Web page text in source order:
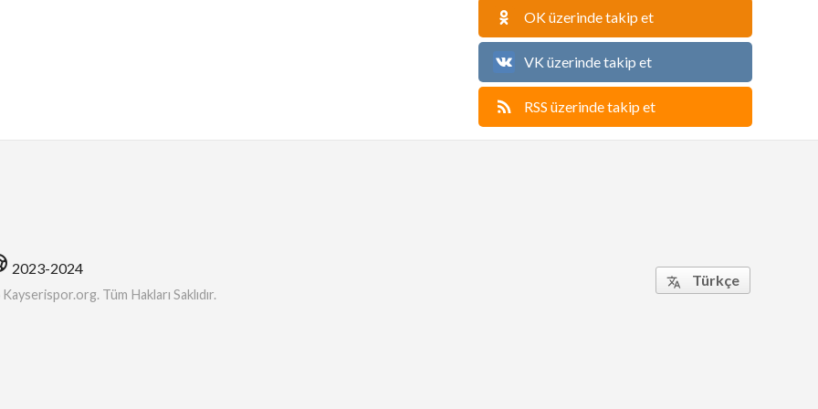
OK üzerinde takip et
VK üzerinde takip et
RSS üzerinde takip et
2023-2024
Tüm Hakları Saklıdır.
 Türkçe